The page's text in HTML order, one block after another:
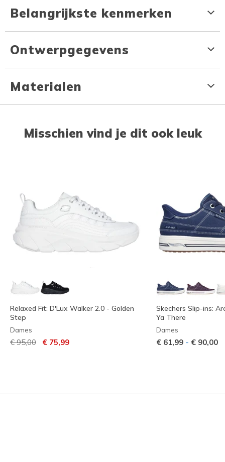
Belangrijkste kenmerken
Ontwerpgegevens
Materialen
Misschien vind je dit ook leuk
Relaxed Fit: D'Lux Walker 2.0 - Golden
Step
Dames
Prijs verlaagd van
€ 95,00 naar
€ 75,99
Skechers Slip-ins:
Ya There
Dames
€ 61,99 - € 90,00